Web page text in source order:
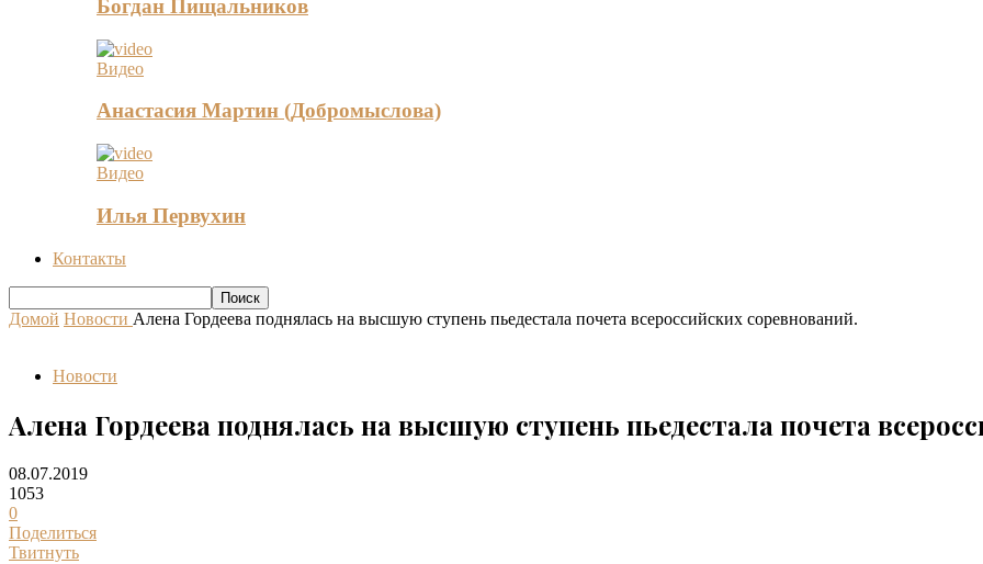
Богдан Пищальников
Видео
Анастасия Мартин (Добромыслова)
Видео
Илья Первухин
Контакты
Домой Новости Алена Гордеева поднялась на высшую ступень пьедестала почета всероссийских соревнований.
Новости
Алена Гордеева поднялась на высшую ступень пьедестала почета
08.07.2019
1053
0
Поделиться
Твитнуть